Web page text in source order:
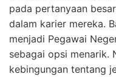
pada pertanyaan
dalam karier mereka.
menjadi Pegawai
sebagai opsi menarik.
kebingungan tentang